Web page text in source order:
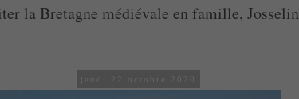
la Bretagne médiévale en famille, Josselin
jeudi 22 octobre 2020